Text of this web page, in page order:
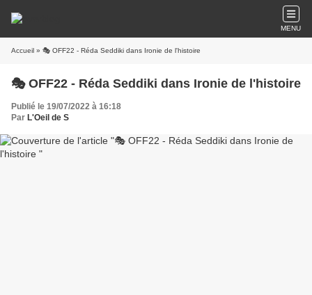
MENU
Accueil » 🎭 OFF22 - Réda Seddiki dans Ironie de l'histoire
🎭 OFF22 - Réda Seddiki dans Ironie de l'histoire
Publié le 19/07/2022 à 16:18
Par L'Oeil de S